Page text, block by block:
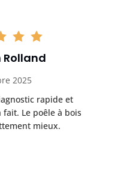
2025
rapide et
Le poêle à bois
mieux.